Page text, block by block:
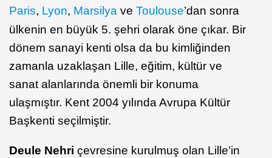
Paris, Lyon, Marsilya ve Toulouse’dan sonra
ülkenin en büyük 5. şehri olarak öne çıkar. Bir
dönem sanayi kenti olsa da bu kimliğinden
zamanla uzaklaşan Lille, eğitim, kültür ve
sanat alanlarında önemli bir konuma
ulaşmıştır. Kent 2004 yılında Avrupa Kültür
Başkenti seçilmiştir.
Deule Nehri çevresine kurulmuş olan Lille’in